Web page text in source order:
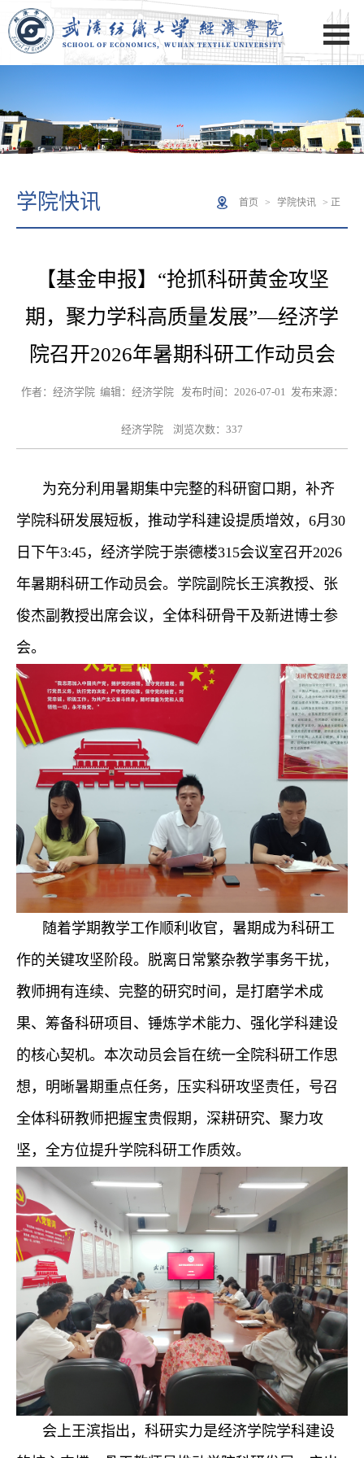
学院快讯 首页 > 学院快讯 > 正
【基金申报】“抢抓科研黄金攻坚
期，聚力学科高质量发展”—经济学
院召开2026年暑期科研工作动员会
作者：经济学院 编辑：经济学院 发布时间：2026-07-01 发布来源：
经济学院 浏览次数： 337
为充分利用暑期集中完整的科研窗口期，补齐
学院科研发展短板，推动学科建设提质增效， 6月30
日下午3:45，经济学院于崇德楼315会议室召开2026
年暑期科研工作动员会。学院副院长王滨教授、张
俊杰副教授出席会议，全体科研骨干及新进博士参
会。
随着学期教学工作顺利收官，暑期成为科研工
作的关键攻坚阶段。脱离日常繁杂教学事务干扰，
教师拥有连续、完整的研究时间，是打磨学术成
果、筹备科研项目、锤炼学术能力、强化学科建设
的核心契机。本次动员会旨在统一全院科研工作思
想，明晰暑期重点任务，压实科研攻坚责任，号召
全体科研教师把握宝贵假期，深耕研究、聚力攻
坚，全方位提升学院科研工作质效。
会上王滨指出 ，科研实力是经济学院学科建设